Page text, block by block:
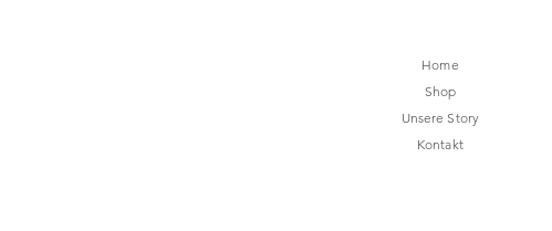
Home
Shop
Unsere Story
Kontakt